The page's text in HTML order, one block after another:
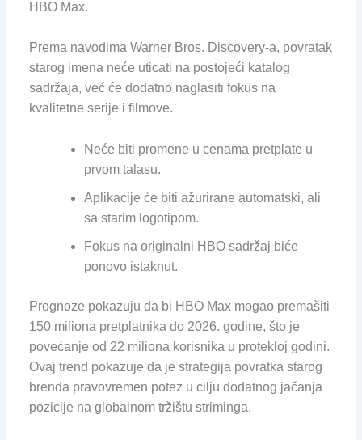
HBO Max.
Prema navodima Warner Bros. Discovery-a, povratak
starog imena neće uticati na postojeći katalog
sadržaja, već će dodatno naglasiti fokus na
kvalitetne serije i filmove.
Neće biti promene u cenama pretplate u
prvom talasu.
Aplikacije će biti ažurirane automatski, ali
sa starim logotipom.
Fokus na originalni HBO sadržaj biće
ponovo istaknut.
Prognoze pokazuju da bi HBO Max mogao premašiti
150 miliona pretplatnika do 2026. godine, što je
povećanje od 22 miliona korisnika u protekloj godini.
Ovaj trend pokazuje da je strategija povratka starog
brenda pravovremen potez u cilju dodatnog jačanja
pozicije na globalnom tržištu striminga.